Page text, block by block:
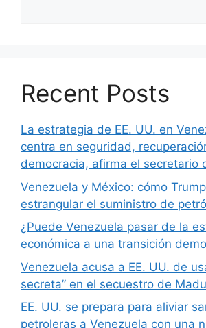
Recent Posts
La estrategia de EE. UU. en
centra en seguridad,
democracia, afirma el secretario
Venezuela y México: cómo
estrangular el suministro de
¿Puede Venezuela pasar de la
económica a una transición
Venezuela acusa a EE. UU. de
secreta” en el secuestro de
EE. UU. se prepara para aliviar
petroleras a Venezuela con una